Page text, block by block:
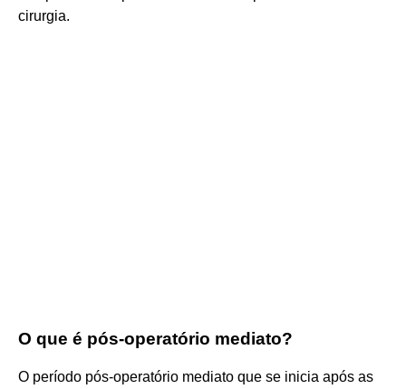
cirurgia.
O que é pós-operatório mediato?
O período pós-operatório mediato que se inicia após as